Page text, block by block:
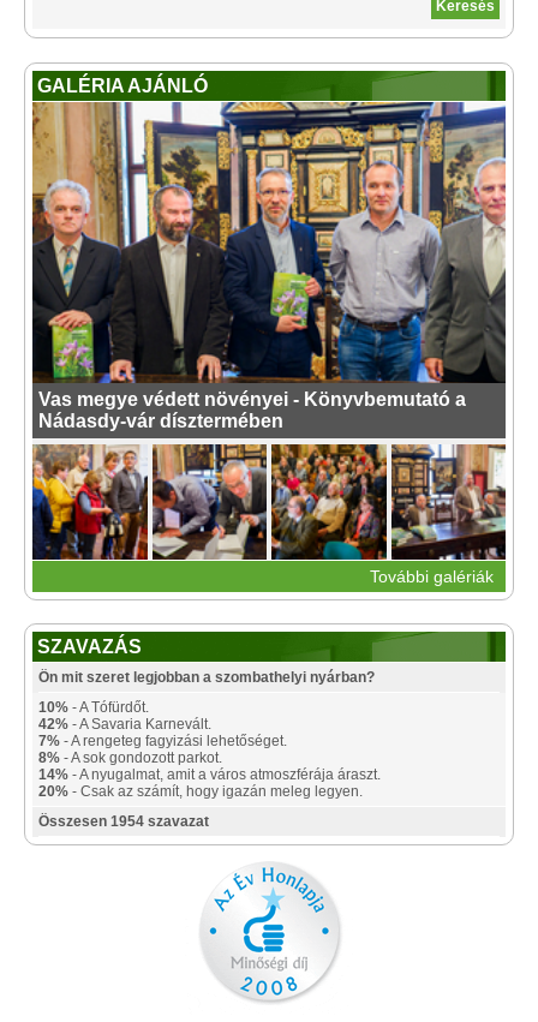
GALÉRIA AJÁNLÓ
Vas megye védett növényei - Könyvbemutató a
Nádasdy-vár dísztermében
További galériák
SZAVAZÁS
Ön mit szeret legjobban a szombathelyi nyárban?
10% - A Tófürdőt.
42% - A Savaria Karnevált.
7% - A rengeteg fagyizási lehetőséget.
8% - A sok gondozott parkot.
14% - A nyugalmat, amit a város atmoszférája áraszt.
20% - Csak az számít, hogy igazán meleg legyen.
Összesen 1954 szavazat